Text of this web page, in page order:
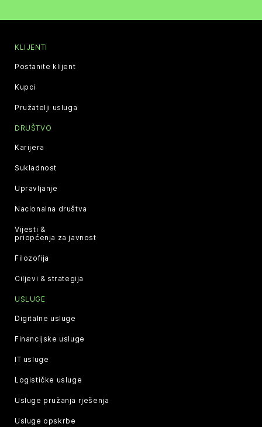
KLIJENTI
Postanite klijent
Kupci
Pružatelji usluga
DRUŠTVO
Karijera
Sukladnost
Upravljanje
Nacionalna društva
Vijesti &
priopćenja za javnost
Filozofija
Ciljevi & strategija
USLUGE
Digitalne usluge
Financijske usluge
IT usluge
Logističke usluge
Usluge pružanja rješenja
Usluge opskrbe